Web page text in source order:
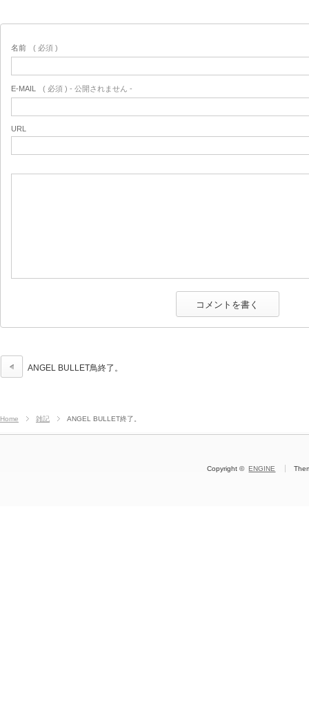
名前 ( 必須 )
E-MAIL ( 必須 ) - 公開されません -
URL
ANGEL BULLET鳥終了。
Home 雑記 ANGEL BULLET終了。
Copyright ©ENGINE